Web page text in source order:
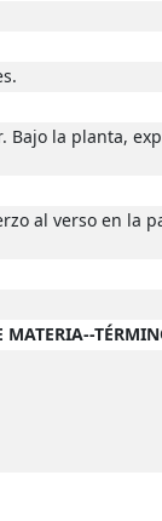
Bajo la planta,
al verso en la